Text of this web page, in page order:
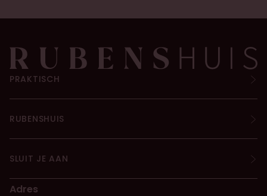
Adres
PRAKTISCH
RUBENSHUIS
SLUIT JE AAN